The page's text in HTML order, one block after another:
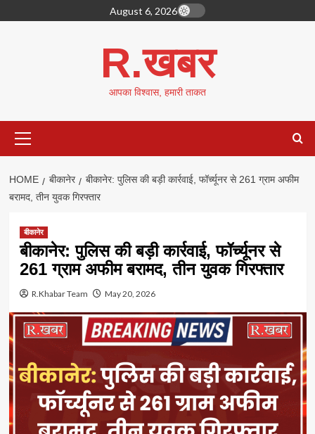
to
August 6, 2026
R.खबर
आपका विश्वास, हमारी ताकत
Menu
HOME बीकानेर
बीकानेर: पुलिस की बड़ी कार्रवाई, फॉर्च्यूनर से 261 ग्राम अफीम
बरामद, तीन युवक गिरफ्तार
बीकानेर
बीकानेर: पुलिस की बड़ी कार्रवाई, फॉर्च्यूनर से
261 ग्राम अफीम बरामद, तीन युवक गिरफ्तार
R.Khabar Team May 20, 2026